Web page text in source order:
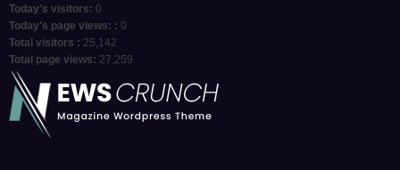
Today's visitors: 0
Today's page views: : 0
Total visitors : 25,142
Total page views: 27,259